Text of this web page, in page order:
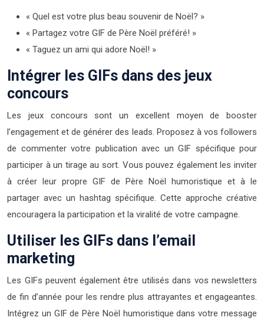
« Quel est votre plus beau souvenir de Noël? »
« Partagez votre GIF de Père Noël préféré! »
« Taguez un ami qui adore Noël! »
Intégrer les GIFs dans des jeux
concours
Les jeux concours sont un excellent moyen de booster
l’engagement et de générer des leads. Proposez à vos followers
de commenter votre publication avec un GIF spécifique pour
participer à un tirage au sort. Vous pouvez également les inviter
à créer leur propre GIF de Père Noël humoristique et à le
partager avec un hashtag spécifique. Cette approche créative
encouragera la participation et la viralité de votre campagne.
Utiliser les GIFs dans l’email
marketing
Les GIFs peuvent également être utilisés dans vos newsletters
de fin d’année pour les rendre plus attrayantes et engageantes.
Intégrez un GIF de Père Noël humoristique dans votre message